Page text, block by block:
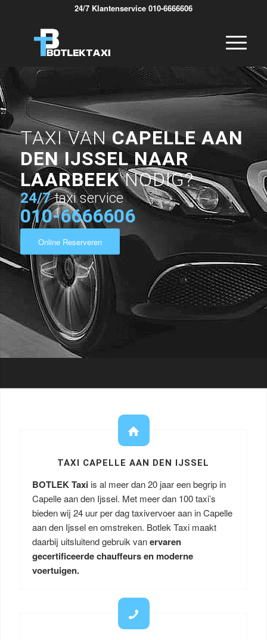
24/7 Klantenservice 010-6666606
TAXI VANCAPELLE AAN
DEN IJSSEL NAAR
LAARBEEKNODIG?
24/7 taxi service
010-6666606
Online Reserveren
TAXI CAPELLE AAN DEN IJSSEL
BOTLEK Taxi is al meer dan 20 jaar een begrip in
Capelle aan den Ijssel. Met meer dan 100 taxi’s
bieden wij 24 uur per dag taxivervoer aan in Capelle
aan den Ijssel en omstreken. Botlek Taxi maakt
daarbij uitsluitend gebruik vanervaren
gecertificeerde chauffeurs en moderne
voertuigen.